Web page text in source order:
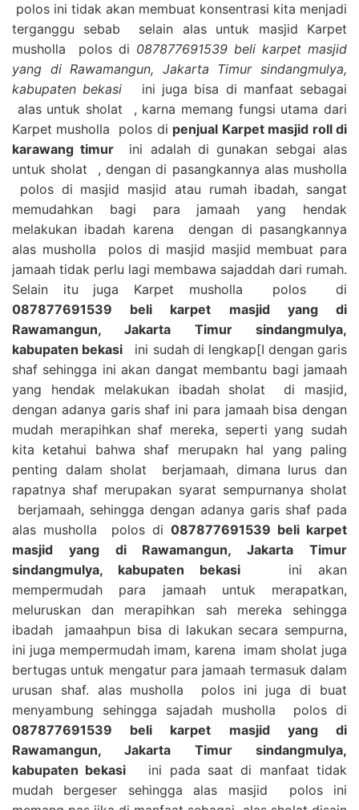
polos ini tidak akan membuat konsentrasi kita menjadi
terganggu sebab selain alas untuk masjid Karpet
musholla polos di 087877691539 beli karpet masjid
yang di Rawamangun, Jakarta Timur sindangmulya,
kabupaten bekasi ini juga bisa di manfaat sebagai
alas untuk sholat , karna memang fungsi utama dari
Karpet musholla polos di penjual Karpet masjid roll di
karawang timur ini adalah di gunakan sebgai alas
untuk sholat , dengan di pasangkannya alas musholla
polos di masjid masjid atau rumah ibadah, sangat
memudahkan bagi para jamaah yang hendak
melakukan ibadah karena dengan di pasangkannya
alas musholla polos di masjid masjid membuat para
jamaah tidak perlu lagi membawa sajaddah dari rumah.
Selain itu juga Karpet musholla polos di
087877691539 beli karpet masjid yang di
Rawamangun, Jakarta Timur sindangmulya,
kabupaten bekasi ini sudah di lengkap[I dengan garis
shaf sehingga ini akan dangat membantu bagi jamaah
yang hendak melakukan ibadah sholat di masjid,
dengan adanya garis shaf ini para jamaah bisa dengan
mudah merapihkan shaf mereka, seperti yang sudah
kita ketahui bahwa shaf merupakn hal yang paling
penting dalam sholat berjamaah, dimana lurus dan
rapatnya shaf merupakan syarat sempurnanya sholat
berjamaah, sehingga dengan adanya garis shaf pada
alas musholla polos di 087877691539 beli karpet
masjid yang di Rawamangun, Jakarta Timur
sindangmulya, kabupaten bekasi ini akan
mempermudah para jamaah untuk merapatkan,
meluruskan dan merapihkan sah mereka sehingga
ibadah jamaahpun bisa di lakukan secara sempurna,
ini juga mempermudah imam, karena imam sholat juga
bertugas untuk mengatur para jamaah termasuk dalam
urusan shaf. alas musholla polos ini juga di buat
menyambung sehingga sajadah musholla polos di
087877691539 beli karpet masjid yang di
Rawamangun, Jakarta Timur sindangmulya,
kabupaten bekasi ini pada saat di manfaat tidak
mudah bergeser sehingga alas masjid polos ini